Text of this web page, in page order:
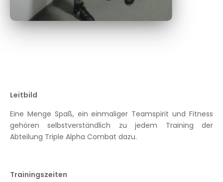
Leitbild
Eine Menge Spaß, ein einmaliger Teamspirit und Fitness
gehören selbstverständlich zu jedem Training der
Abteilung Triple Alpha Combat dazu.
Trainingszeiten